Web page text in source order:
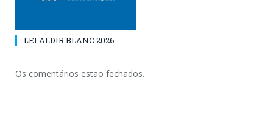
LEI ALDIR BLANC 2026
Os comentários estão fechados.